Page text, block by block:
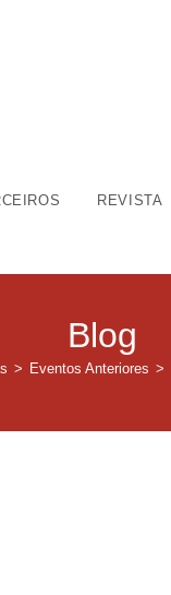
REVISTA
Blog
> Eventos Anteriores >